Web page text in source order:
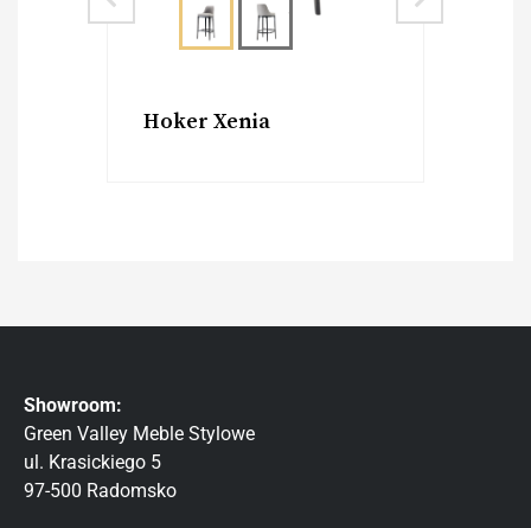
Krzesło Xenia
Showroom:
Green Valley Meble Stylowe
ul. Krasickiego 5
97-500 Radomsko